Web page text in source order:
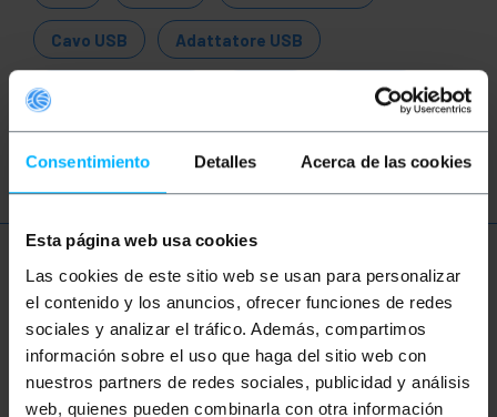
Consentimiento Detalles Acerca de las cookies
Esta página web usa cookies
Las cookies de este sitio web se usan para personalizar
el contenido y los anuncios, ofrecer funciones de redes
sociales y analizar el tráfico. Además, compartimos
información sobre el uso que haga del sitio web con
nuestros partners de redes sociales, publicidad y análisis
web, quienes pueden combinarla con otra información
Cavo USB Adattatore USB
USB 2.0
USB 3.0
Ulteriori informazioni
Descrizione